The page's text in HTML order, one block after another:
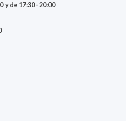
y de 17:30 - 20:00